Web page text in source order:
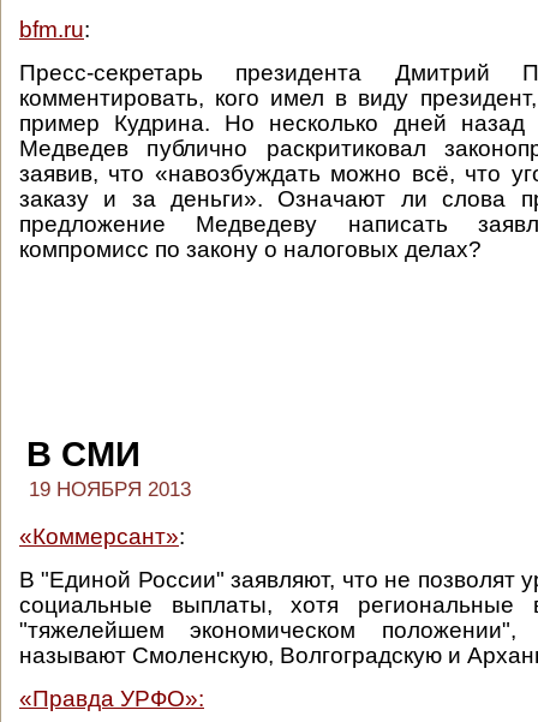
bfm.ru:
Пресс-секретарь президента Дмитрий
комментировать, кого имел в виду
пример Кудрина. Но несколько дней
Медведев публично раскритиковал
заявив, что «навозбуждать можно всё, что
заказу и за деньги». Означают ли слова
предложение Медведеву написать
компромисс по закону о налоговых делах?
В СМИ
19 НОЯБРЯ 2013
«Коммерсант»:
В "Единой России" заявляют, что не позволят
социальные выплаты, хотя региональные
"тяжелейшем экономическом
называют Смоленскую, Волгоградскую и
«Правда УРФО»: